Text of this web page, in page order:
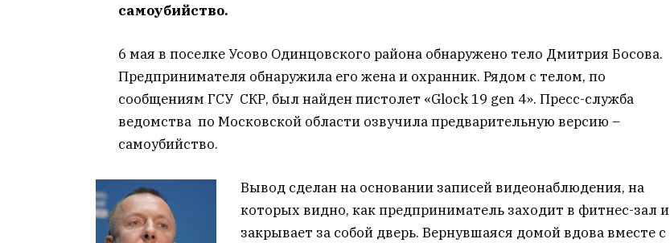
самоубийство.
6 мая в поселке Усово Одинцовского района обнаружено тело Дмитрия Босова.
Предпринимателя обнаружила его жена и охранник. Рядом с телом, по
сообщениям ГСУ СКР, был найден пистолет «Glock 19 gen 4». Пресс-служба
ведомства по Московской области озвучила предварительную версию –
самоубийство.
Вывод сделан на основании записей видеонаблюдения, на
которых видно, как предприниматель заходит в фитнес-зал и
закрывает за собой дверь. Вернувшаяся домой вдова вместе с